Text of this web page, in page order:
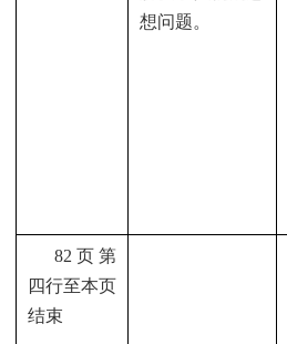
想问题。
82 页第
四行至本页
结束